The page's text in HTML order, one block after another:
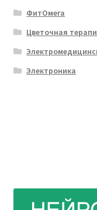
ФитОмега
Цветочная
Электроника